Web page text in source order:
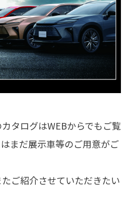
タログはWEBからでもご覧
まだ展示車等のご用意がご
ご紹介させていただきたい